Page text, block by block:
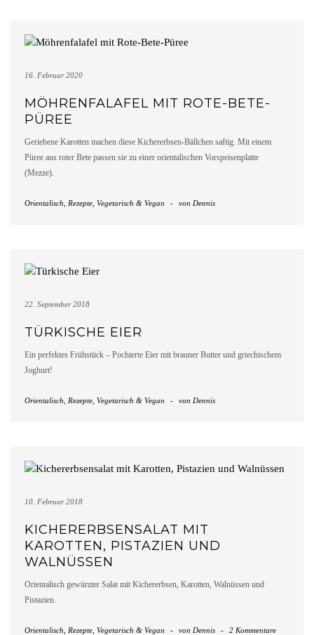
16. Februar 2020
MÖHRENFALAFEL MIT ROTE-BETE-
PÜREE
Geriebene Karotten machen diese Kichererbsen-Bällchen saftig. Mit einem
Püree aus roter Bete passen sie zu einer orientalischen Vorspeisenplatte
(Mezze).
Orientalisch Rezepte Vegetarisch & Vegan - von Dennis
22. September 2018
TÜRKISCHE EIER
Ein perfektes Frühstück – Pochierte Eier mit brauner Butter und griechischem
Joghurt!
Orientalisch Rezepte Vegetarisch & Vegan - von Dennis
10. Februar 2018
KICHERERBSENSALAT MIT
KAROTTEN, PISTAZIEN UND
WALNÜSSEN
Orientalisch gewürzter Salat mit Kichererbsen, Karotten, Walnüssen und
Pistazien.
Orientalisch Rezepte Vegetarisch & Vegan - von Dennis - 2 Kommentare